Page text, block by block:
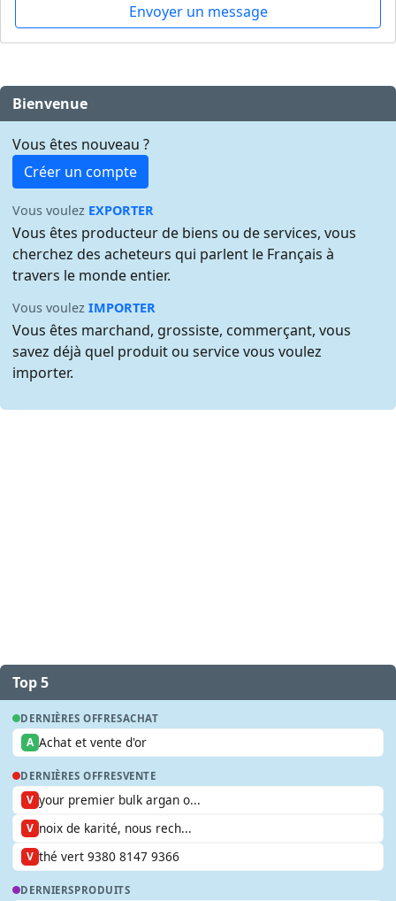
Envoyer un message
Bienvenue
Vous êtes nouveau ?
Créer un compte
Vous voulez EXPORTER
Vous êtes producteur de biens ou de services, vous
cherchez des acheteurs qui parlent le Français à
travers le monde entier.
Vous voulezIMPORTER
Vous êtes marchand, grossiste, commerçant, vous
savez déjà quel produit ou service vous voulez
importer.
Top 5
DERNIÈRES OFFRESACHAT
A Achat et vente d'or
DERNIÈRES OFFRESVENTE
V your premier bulk argan o...
V noix de karité, nous rech...
V thé vert 9380 8147 9366
DERNIERSPRODUITS